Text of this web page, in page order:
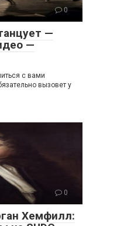
0
—
—
с вами
вызовет у
0
Хемфилл: